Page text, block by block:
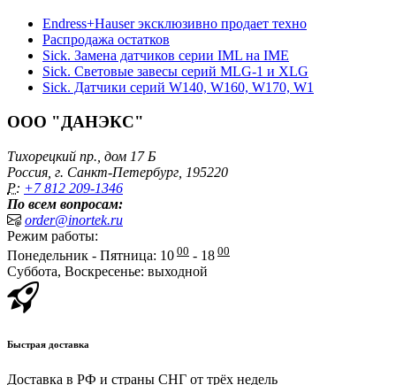
Endress+Hauser эксклюзивно продает техно
Распродажа остатков
Sick. Замена датчиков серии IML на IME
Sick. Световые завесы серий MLG-1 и XLG
Sick. Датчики серий W140, W160, W170, W1
ООО "ДАНЭКС"
Тихорецкий пр., дом 17 Б
Россия, г. Санкт-Петербург, 195220
P: +7 812 209-1346
По всем вопросам:
order@inortek.ru
Режим работы:
Понедельник - Пятница: 10 00 - 18 00
Суббота, Воскресенье: выходной
Быстрая доставка
Доставка в РФ и страны СНГ от трёх недель